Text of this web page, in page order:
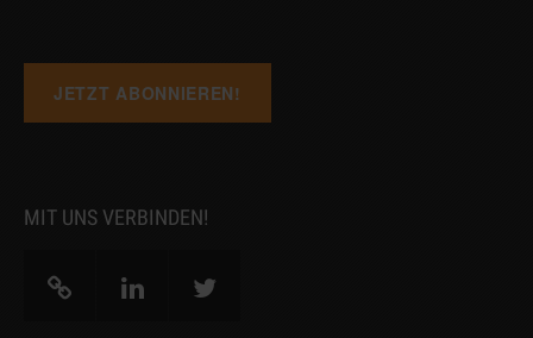
MIT UNS VERBINDEN!